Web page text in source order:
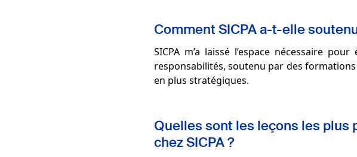
Comment SICPA a-t-elle
SICPA m’a laissé l’espace nécessaire
responsabilités, soutenu par des
en plus stratégiques.
Quelles sont les leçons les plus
chez SICPA ?